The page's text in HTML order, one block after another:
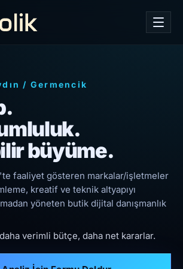
/ Germencik
büyüme.
faaliyet gösteren markalar/işletmeler
kreatif ve teknik altyapıyı
yöneten butik dijital danışmanlık
verimli bütçe, daha net kararlar.